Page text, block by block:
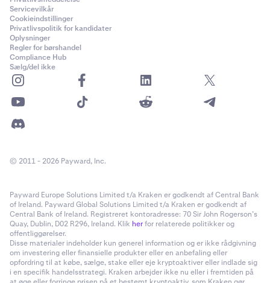
Servicevilkår
Cookieindstillinger
Privatlivspolitik for kandidater
Oplysninger
Regler for børshandel
Compliance Hub
Sælg/del ikke
© 2011 - 2026 Payward, Inc.
Payward Europe Solutions Limited t/a Kraken er godkendt af Central Bank
of Ireland. Payward Global Solutions Limited t/a Kraken er godkendt af
Central Bank of Ireland. Registreret kontoradresse: 70 Sir John Rogerson’s
Quay, Dublin, D02 R296, Ireland. Klik herfor relaterede politikker og
offentliggørelser.
Disse materialer indeholder kun generel information og er ikke rådgivning
om investering eller finansielle produkter eller en anbefaling eller
opfordring til at købe, sælge, stake eller eje kryptoaktiver eller indlade sig
i en specifik handelsstrategi. Kraken arbejder ikke nu eller i fremtiden på